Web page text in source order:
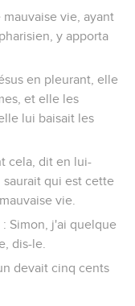
vie, ayant
y apporta
en pleurant, elle
et elle les
lui baisait les
cela, dit en lui-
qui est cette
vie.
Simon, j'ai quelque
dis-le.
devait cinq cents